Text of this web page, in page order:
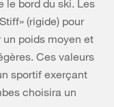
le bord du ski. Les
(rigide) pour
un poids moyen et
Ces valeurs
sportif exerçant
choisira un